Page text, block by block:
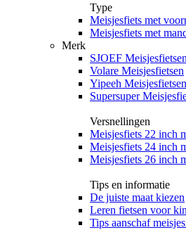
Type
Meisjesfiets met
Meisjesfiets met
Merk
SJOEF Meisjesfietsen
Volare Meisjesfietsen
Yipeeh Meisjesfietsen
Supersuper
Versnellingen
Meisjesfiets 22 inch
Meisjesfiets 24 inch
Meisjesfiets 26 inch
Tips en informatie
De juiste maat kiezen
Leren fietsen voor
Tips aanschaf